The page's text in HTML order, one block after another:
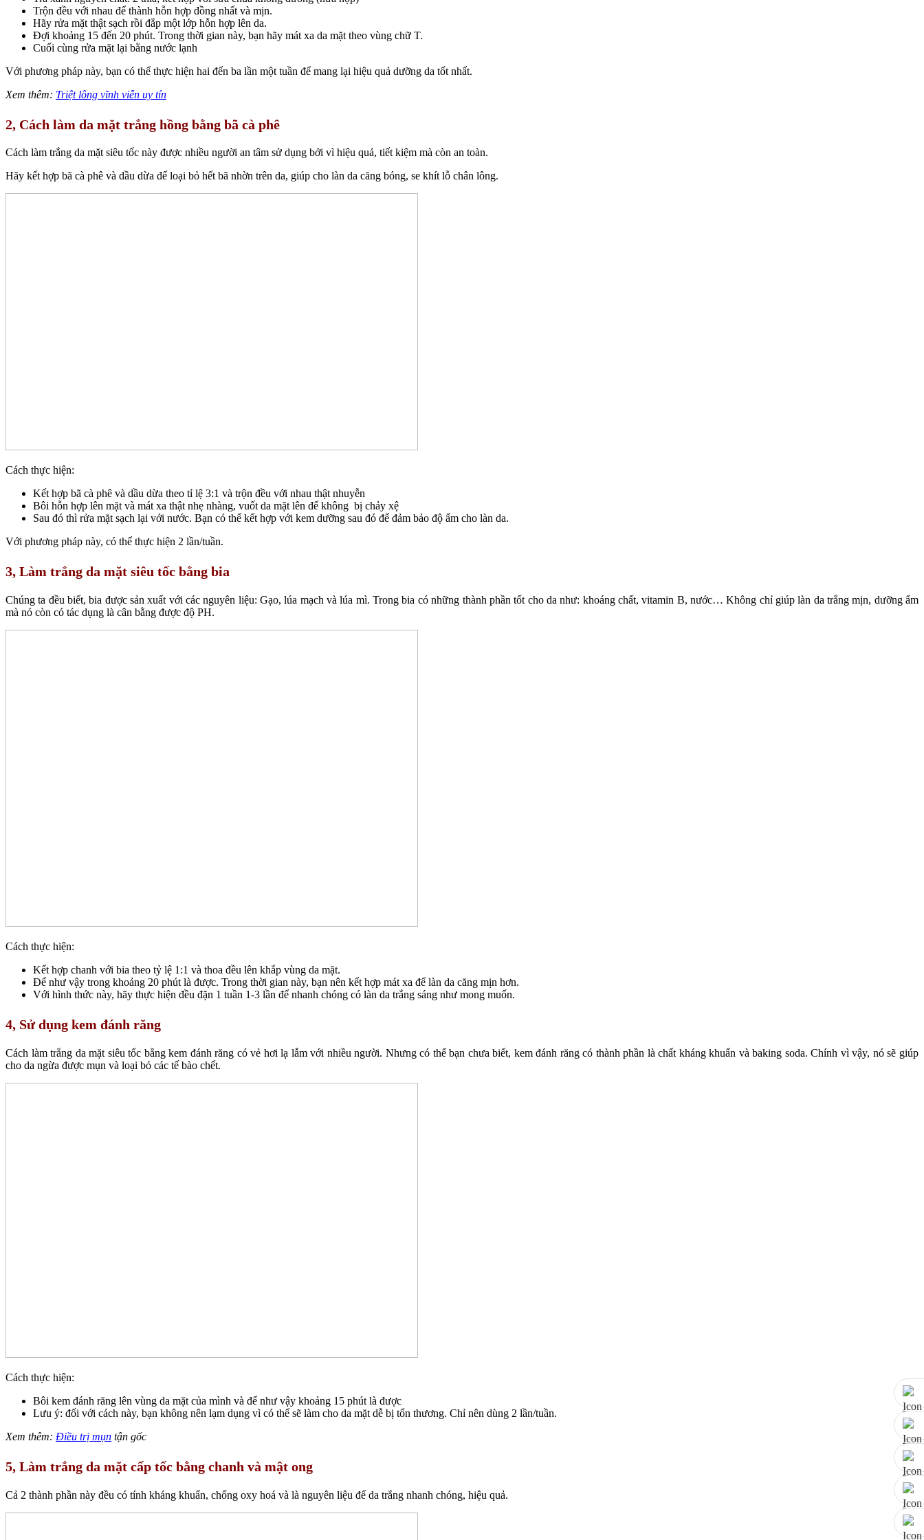
Trộn đều với nhau để thành hỗn hợp đồng nhất và mịn.
Hãy rửa mặt thật sạch rồi đắp một lớp hỗn hợp lên da.
Đợi khoảng 15 đến 20 phút. Trong thời gian này, bạn hãy mát xa da mặt theo vùng chữ T.
Cuối cùng rửa mặt lại bằng nước lạnh
Với phương pháp này, bạn có thể thực hiện hai đến ba lần một tuần để mang lại hiệu quả dưỡng da tốt nhất.
Xem thêm: Triệt lông vĩnh viễn uy tín
2, Cách làm da mặt trắng hồng bằng bã cà phê
Cách làm trắng da mặt siêu tốc này được nhiều người an tâm sử dụng bởi vì hiệu quả, tiết kiệm mà còn an toàn.
Hãy kết hợp bã cà phê và dầu dừa để loại bỏ hết bã nhờn trên da, giúp cho làn da căng bóng, se khít lỗ chân lông.
Cách thực hiện:
Kết hợp bã cà phê và dầu dừa theo tỉ lệ 3:1 và trộn đều với nhau thật nhuyễn
Bôi hỗn hợp lên mặt và mát xa thật nhẹ nhàng, vuốt da mặt lên để không bị chảy xệ
Sau đó thì rửa mặt sạch lại với nước. Bạn có thể kết hợp với kem dưỡng sau đó để đảm bảo độ ẩm cho làn da.
Với phương pháp này, có thể thực hiện 2 lần/tuần.
3, Làm trắng da mặt siêu tốc bằng bia
Chúng ta đều biết, bia được sản xuất với các nguyên liệu: Gạo, lúa mạch và lúa mì. Trong bia có những thành phần tốt cho da như: khoáng chất, vitamin B, nước… Không chỉ giúp làn da trắng mịn, dưỡng ẩm
mà nó còn có tác dụng là cân bằng được độ PH.
Cách thực hiện:
Kết hợp chanh với bia theo tỷ lệ 1:1 và thoa đều lên khắp vùng da mặt.
Để như vậy trong khoảng 20 phút là được. Trong thời gian này, bạn nên kết hợp mát xa để làn da căng mịn hơn.
Với hình thức này, hãy thực hiện đều đặn 1 tuần 1-3 lần để nhanh chóng có làn da trắng sáng như mong muốn.
4, Sử dụng kem đánh răng
Cách làm trắng da mặt siêu tốc bằng kem đánh răng có vẻ hơi lạ lẫm với nhiều người. Nhưng có thể bạn chưa biết, kem đánh răng có thành phần là chất kháng khuẩn và baking soda. Chính vì vậy, nó sẽ giúp
cho da ngừa được mụn và loại bỏ các tế bào chết.
Cách thực hiện:
Bôi kem đánh răng lên vùng da mặt của mình và để như vậy khoảng 15 phút là được
Lưu ý: đối với cách này, bạn không nên lạm dụng vì có thể sẽ làm cho da mặt dễ bị tổn thương. Chỉ nên dùng 2 lần/tuần.
Xem thêm: Điều trị mụn tận gốc
5, Làm trắng da mặt cấp tốc bằng chanh và mật ong
Cả 2 thành phần này đều có tính kháng khuẩn, chống oxy hoá và là nguyên liệu để da trắng nhanh chóng, hiệu quả.